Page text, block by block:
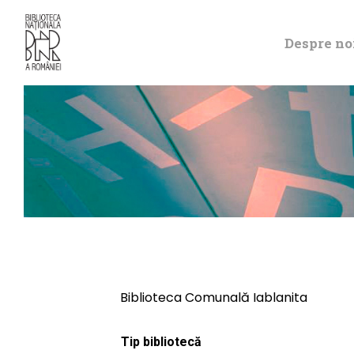
Despre
Biblioteca Comunală Iablanita
Tip bibliotecă